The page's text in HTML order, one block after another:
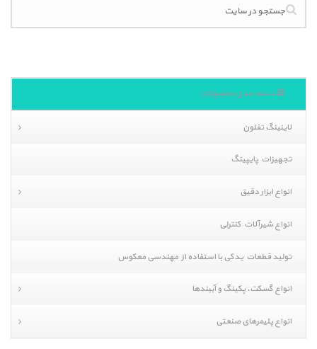
دسته بندی محصولات
لاینینگ تفلون
تجهیزات پایپینگ
انواع ابزار دقیق
انواع شیرآلات کنترلی
تولید قطعات یدکی با استفاده از مهندسی معکوس
انواع گسکت، پکینگ و آببندها
انواع پلیمرهای صنعتی